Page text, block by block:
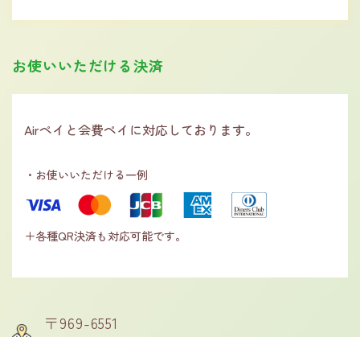
お使いいただける決済
Airペイと会費ペイに対応しております。
・お使いいただける一例
＋各種QR決済も対応可能です。
〒969-6551